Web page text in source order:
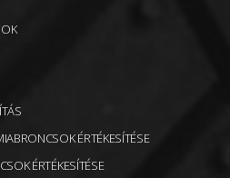
ÉRTÉKESÍTÉSE
ÉRTÉKESÍTÉSE